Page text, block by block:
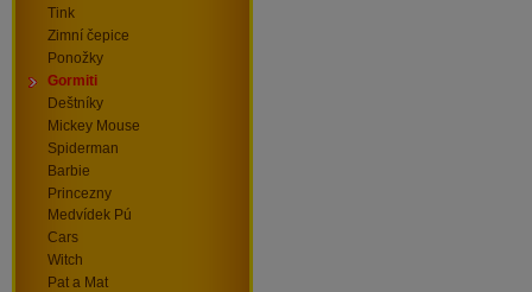
Tink
Zimní čepice
Ponožky
Gormiti
Deštníky
Mickey Mouse
Spiderman
Barbie
Princezny
Medvídek Pú
Cars
Witch
Pat a Mat